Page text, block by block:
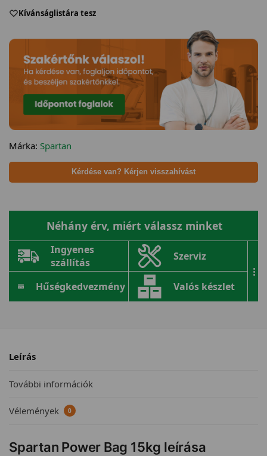
Kívánságlistára tesz
Márka: Spartan
Kérdése van? Kérjen visszahívást
Néhány érv, miért válassz minket
Ingyenes
szállítás
Szerviz
Hűségkedvezmény Valós készlet
...
Leírás
További információk
Vélemények 0
Spartan Power Bag 15kg leírása